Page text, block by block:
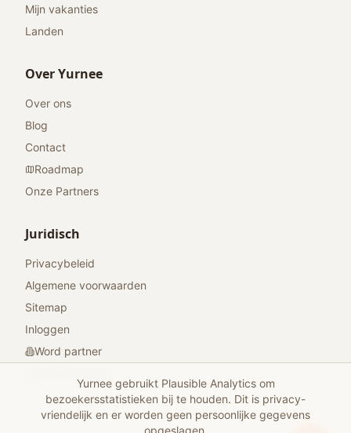
Mijn vakanties
Landen
Over Yurnee
Over ons
Blog
Contact
Roadmap
Onze Partners
Juridisch
Privacybeleid
Algemene voorwaarden
Sitemap
Inloggen
Word partner
Yurnee gebruikt Plausible Analytics om
bezoekersstatistieken bij te houden. Dit is privacy-
vriendelijk en er worden geen persoonlijke gegevens
opgeslagen.